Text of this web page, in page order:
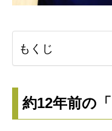
もくじ
約12年前の